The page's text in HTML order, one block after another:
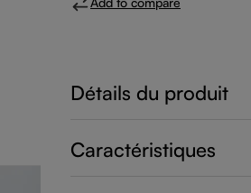
Détails du produit
Caractéristiques